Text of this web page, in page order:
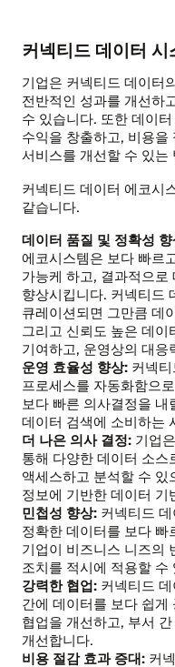
커넥티드 데이터 시
기업은 커넥티드 데이터
전반적인 성과를 개선하
수 있습니다. 또한 데이
수익을 창출하고, 비용을
서비스를 개선할 수 있는
커넥티드 데이터 에코시
같습니다.
데이터 품질 및 정확성
에코시스템은 보다 빠르
가능케 하고, 결과적으
향상시킵니다. 커넥티드
큐레이션되면 그만큼 데
그리고 신뢰도 높은 데
기여하고, 운영상의 대응
운영 효율성 향상: 커넥
프로세스를 자동화함으
보다 빠른 의사결정을
데이터 검색에 소비하는
더 나은 의사 결정: 기업
통해 다양한 데이터 소스
액세스하고 분석할 수
정보에 기반한 데이터
민첩성 향상: 커넥티드
정확한 데이터를 보다 빠
기업이 비즈니스 니즈의
조치를 적시에 적용할 수
강력한 협업: 커넥티드
간에 데이터를 보다 쉽게
협업을 개선하고, 부서
개선합니다.
비용 절감 효과 증대: 커